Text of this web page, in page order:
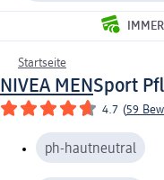
Startseite
NIVEA MENSport
4.7 (59
ph-hautneutral